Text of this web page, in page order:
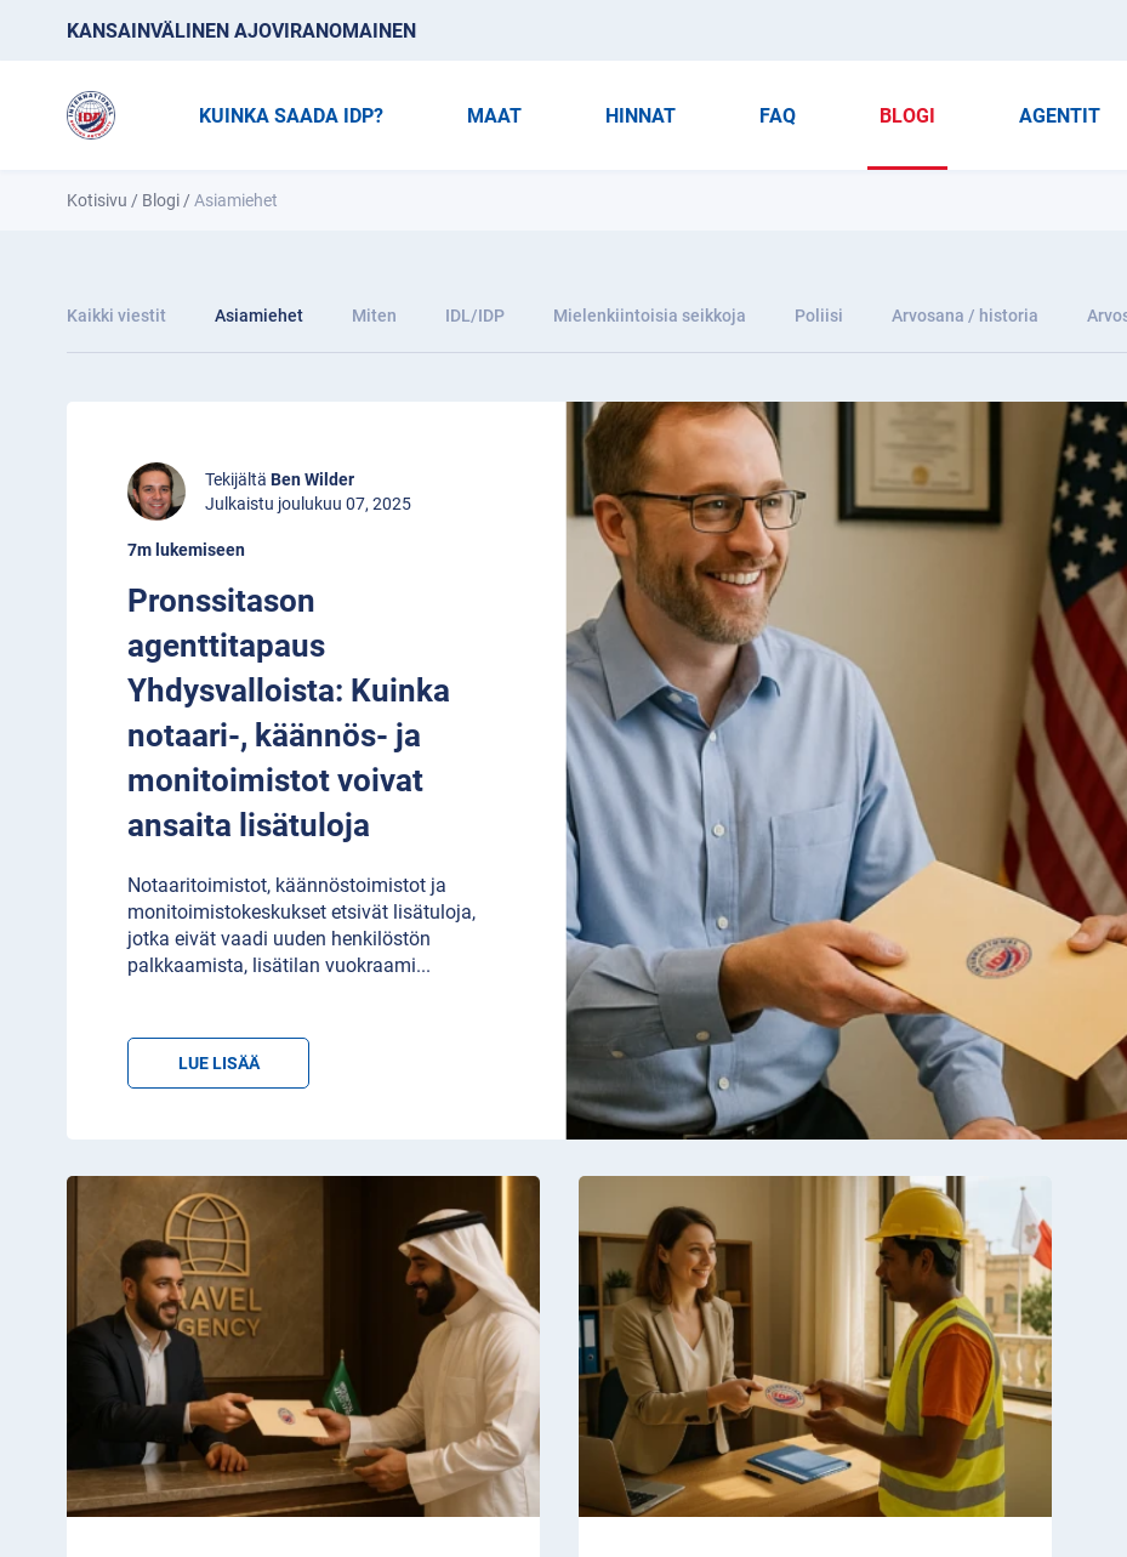
KANSAINVÄLINEN AJOVIRANOMAINEN
KUINKA SAADA IDP? MAAT HINNAT FAQ BLOGI AGENTIT
Kotisivu / Blogi /Asiamiehet
Kaikki viestit Asiamiehet Miten IDL/IDP Mielenkiintoisia seikkoja Poliisi Arvosana / historia
Tekijältä Ben Wilder
Julkaistu joulukuu 07, 2025
7m lukemiseen
Pronssitason
agenttitapaus
Yhdysvalloista: Kuinka
notaari-, käännös- ja
monitoimistot voivat
ansaita lisätuloja
Notaaritoimistot, käännöstoimistot ja
monitoimistokeskukset etsivät lisätuloja,
jotka eivät vaadi uuden henkilöstön
palkkaamista, lisätilan vuokraami...
LUE LISÄÄ